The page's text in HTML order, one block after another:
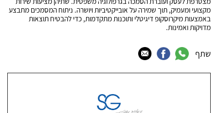
מקצועי ומעמיק, תוך שמירה על אובייקטיביות ויושרה. ניתוח המסמכים מתבצע
באמצעות מיקרוסקופ דיגיטלי ותוכנות מתקדמות, כדי להבטיח תוצאות
מדויקות ואמינות.
שתף